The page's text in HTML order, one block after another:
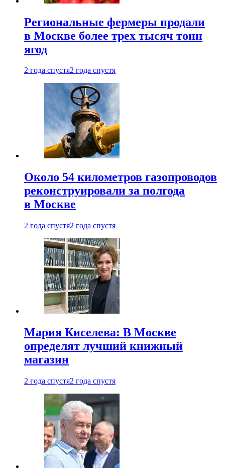
Региональные фермеры продали
в Москве более трех тысяч тонн
ягод
2 года спустя2 года спустя
Около 54 километров газопроводов
реконструировали за полгода
в Москве
2 года спустя2 года спустя
Мария Киселева: В Москве
определят лучший книжный
магазин
2 года спустя2 года спустя